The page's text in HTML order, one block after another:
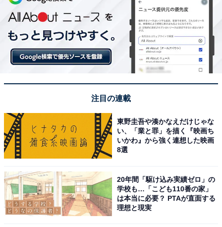
X（旧Twitter）では、「道長の意図をわかっていての嫌
がらせ鳥辺野…？」「賄賂を渡しただけで安心してしま
う道長の青さが招く悲劇」「悲しすぎて呆然」「直秀ロ
ス。退場早すぎるよー」「来週から直秀いないの無理な
んだが」「道長が直秀の手を解いて自分の扇を握らせる
んだね」「平安時代、ぜんぜん平安じゃねえ」などのコ
第10話は「月夜の陰謀」。兼家の策略がいよいよ大詰め
になる一方、まひろは家に帰ってこない父・為時（岸谷
最期を迎えようとする妾の看病をする為時の姿が。そん
な中、まひろのもとに道長からの恋文が届き――。気に
なる政争と恋物語がどんな展開を迎えていくのか注目で
注目の連載
東野圭吾や湊かなえだけじゃな
い、「業と罪」を描く『映画ち
いかわ』から強く連想した映画
8選
20年間「駆け込み実績ゼロ」の
学校も…「こども110番の家」
は本当に必要？ PTAが直面する
理想と現実